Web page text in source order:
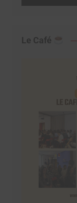
Le Café